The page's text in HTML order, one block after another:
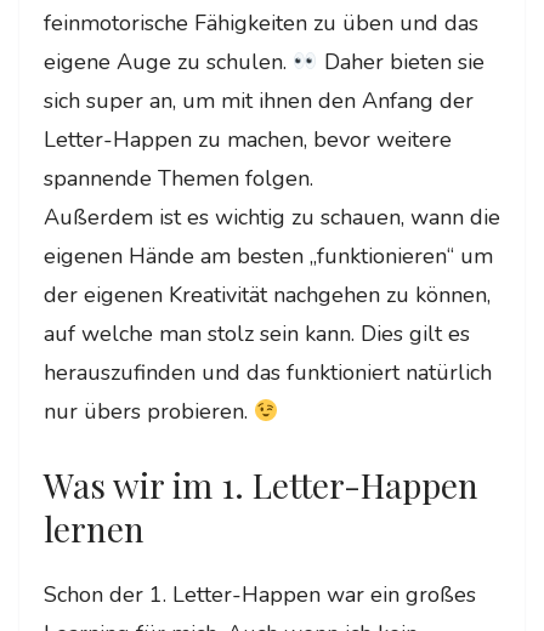
feinmotorische Fähigkeiten zu üben und das
eigene Auge zu schulen.
Daher bieten sie
sich super an, um mit ihnen den Anfang der
Letter-Happen zu machen, bevor weitere
spannende Themen folgen.
Außerdem ist es wichtig zu schauen, wann die
eigenen Hände am besten „funktionieren“ um
der eigenen Kreativität nachgehen zu können,
auf welche man stolz sein kann. Dies gilt es
herauszufinden und das funktioniert natürlich
nur übers probieren.
Was wir im 1. Letter-Happen
lernen
Schon der 1. Letter-Happen war ein großes